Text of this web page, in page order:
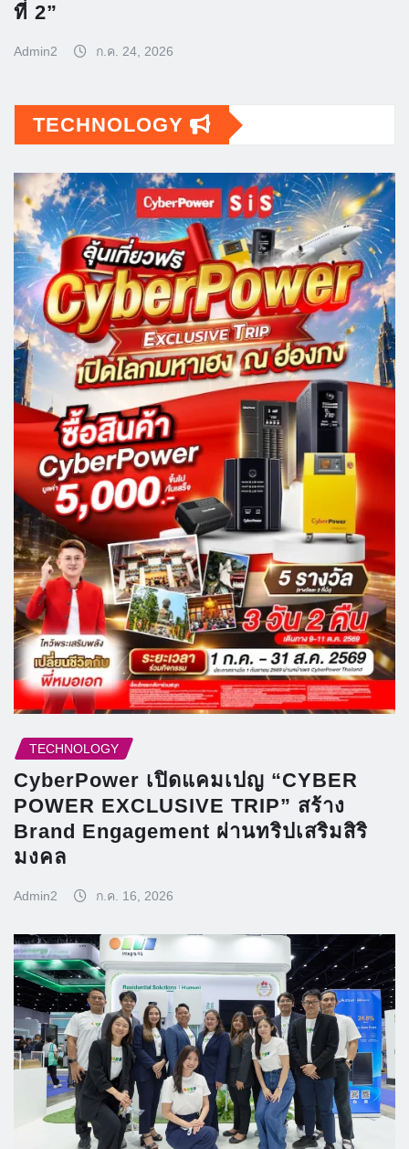
ที่ 2”
Admin2 ก.ค. 24, 2026
TECHNOLOGY
TECHNOLOGY
CyberPower เปิดแคมเปญ “CYBER
POWER EXCLUSIVE TRIP” สร้าง
Brand Engagement ผ่านทริปเสริมสิริ
มงคล
Admin2 ก.ค. 16, 2026